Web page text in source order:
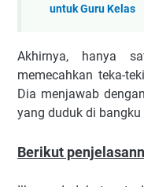
untuk Guru Kelas
Akhirnya, hanya
memecahkan teka-
Dia menjawab
yang duduk di bangku
Berikut